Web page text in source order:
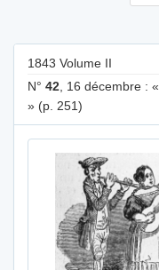
1843 Volume II
N° 42 , 16 décembre : «
» (p. 251)